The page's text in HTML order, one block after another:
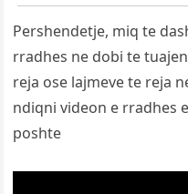
Pershendetje, miq te
rradhes ne dobi te
reja ose lajmeve te reja
ndiqni videon e rradhes
poshte